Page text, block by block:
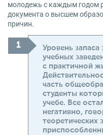
молодежь с каждым годом
документа о высшем
причин.
Уровень
учебных
с практичной
часть
студенты
учебе. Все
негативно,
теоретических